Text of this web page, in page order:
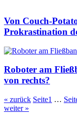
Von Couch-
Prokrastination
Roboter am
von rechts?
« zurück Seite1 …
weiter »